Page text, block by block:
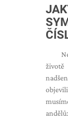
životě
andělů: